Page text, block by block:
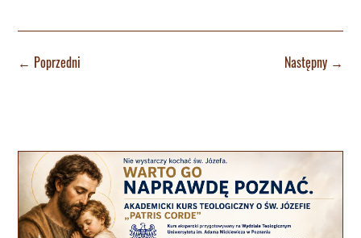
← Poprzedni Następny→